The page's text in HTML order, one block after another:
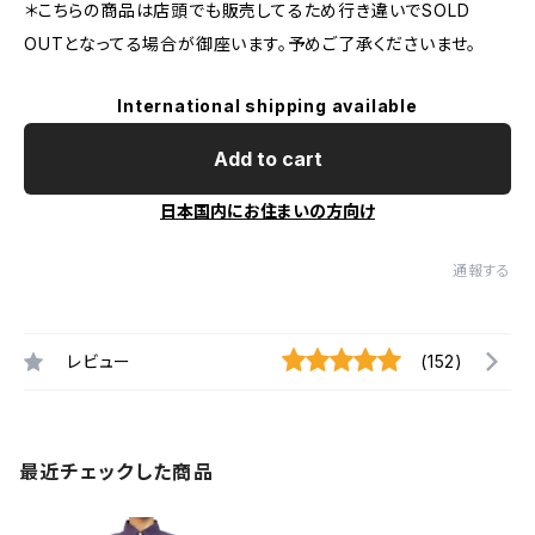
＊こちらの商品は店頭でも販売してるため行き違いでSOLD
OUTとなってる場合が御座います。予めご了承くださいませ。
International shipping available
Add to cart
日本国内にお住まいの方向け
通報する
レビュー (152)
最近チェックした商品